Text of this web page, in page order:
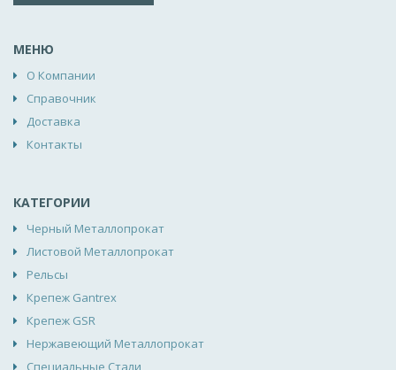
МЕНЮ
О Компании
Справочник
Доставка
Контакты
КАТЕГОРИИ
Черный Металлопрокат
Листовой Металлопрокат
Рельсы
Крепеж Gantrex
Крепеж GSR
Нержавеющий Металлопрокат
Специальные Стали